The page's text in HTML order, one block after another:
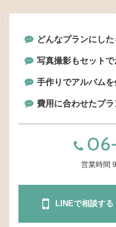
どんなプランにし
写真撮影もセット
手作りでアルバム
費用に合わせたプ
営業時間
LINEで相談する